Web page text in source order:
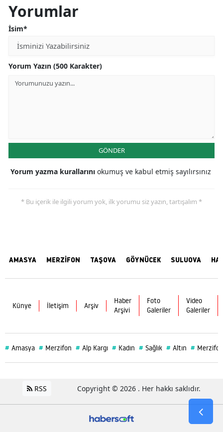
Yorumlar
İsim*
Yorum Yazın (500 Karakter)
GÖNDER
Yorum yazma kurallarını okumuş ve kabul etmiş sayılırsınız
* Bu içerik ile ilgili yorum yok, ilk yorumu siz yazın, tartışalım *
AMASYA MERZİFON TAŞOVA GÖYNÜCEK SULUOVA
Künye İletişim Arşiv
Haber
Arşivi
Foto
Galeriler
Video
Galeriler
# Amasya # Merzifon # Alp Kargı # Kadın # Sağlık # Altın #
RSS Copyright © 2026 . Her hakkı saklıdır.